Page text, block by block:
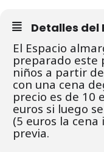
Detalles del
El Espacio
preparado este
niños a partir
con una cena
precio es de 10
euros si luego
(5 euros la
previa.